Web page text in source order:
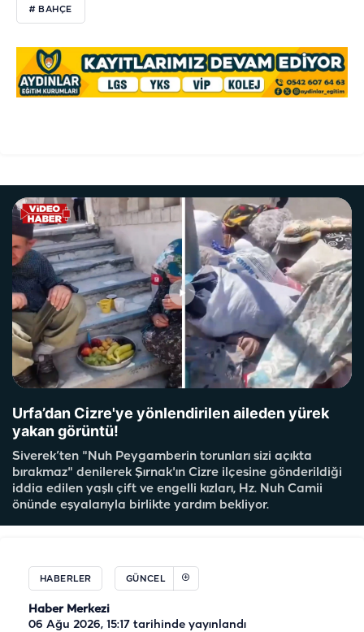
# BAHÇE
Urfa’dan Cizre'ye yönlendirilen aileden yürek
yakan görüntü!
Siverek’ten "Nuh Peygamberin torunları sizi açıkta
bırakmaz" denilerek Şırnak'ın Cizre ilçesine gönderildiği
iddia edilen yaşlı çift ve engelli kızları, Hz. Nuh Camii
önünde eşyalarıyla birlikte yardım bekliyor.
HABERLER GÜNCEL
Haber Merkezi
06 Ağu 2026, 15:17 tarihinde yayınlandı